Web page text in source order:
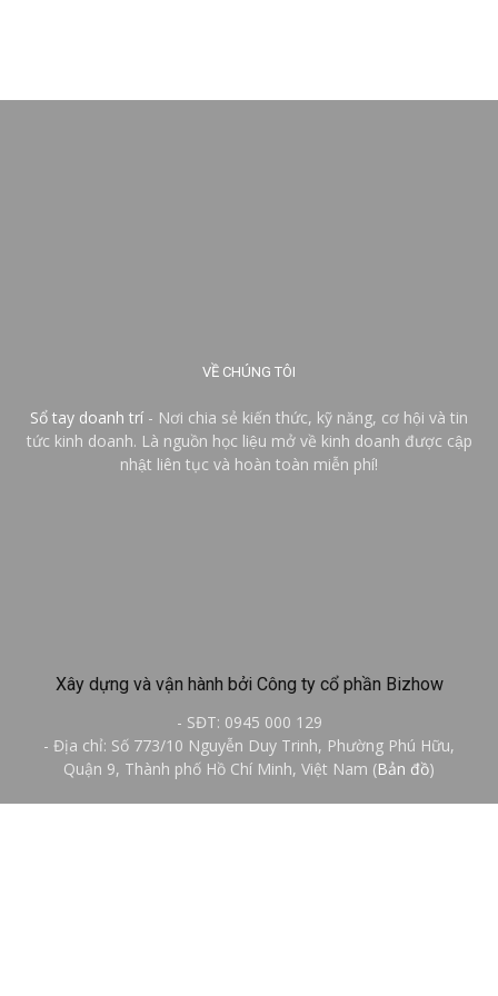
VỀ CHÚNG TÔI
Sổ tay doanh trí - Nơi chia sẻ kiến thức, kỹ năng, cơ hội và tin
tức kinh doanh. Là nguồn học liệu mở về kinh doanh được cập
nhật liên tục và hoàn toàn miễn phí!
Xây dựng và vận hành bởi Công ty cổ phần Bizhow
- SĐT: 0945 000 129
- Địa chỉ: Số 773/10 Nguyễn Duy Trinh, Phường Phú Hữu,
Quận 9, Thành phố Hồ Chí Minh, Việt Nam (Bản đồ)